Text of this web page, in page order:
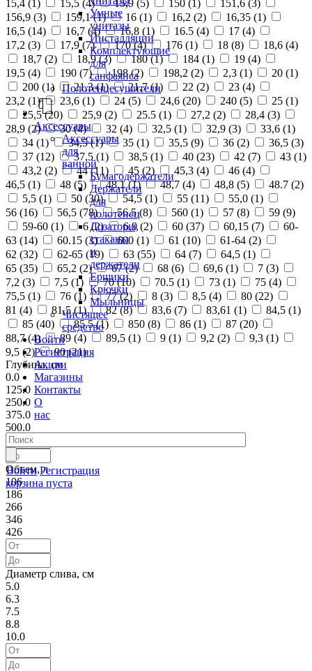
Умные
унитазы
Инсталляции
Комплектующие
для
санфаянса
Полотенцесушители
Аксессуары
Аксессуары
для
ванной
Бумагодержатели
Держатели
для
полотенец
Дозаторы,
стаканы
и
держатели
Ершики
Крючки
Мыльницы
Чистящее
средство
Войти
Регистрация
Акции
Магазины
Контакты
О
нас
Войти Регистрация
корзина пуста
15,4 (1 ) 15,5 (4) 15,9 (5) 150 (1 ) 151,6 (3)
156,9 (3) 159,1 (1) 16 (1) 16,2 (2) 16,35 (1)
16,5 (14) 16,7 (4) 16,8 (1) 16.5 (4) 17 (4)
17,2 (3) 17,9 (7) 170 (4) 176 (1) 18 (8) 18,6 (4)
18,7 (2) 18,9 (3) 180 (1) 184 (1) 19 (4)
19,5 (4) 190 (7) 198 (2) 198,2 (2) 2,3 (1) 20 (1)
200 (1) 21,3 (1) 21,7 (1) 22 (2) 23 (4)
23,2 (1) 23,6 (1) 24 (5) 24,6 (20) 240 (5) 25 (1)
25,5 (20) 25,9 (2) 25.5 (1) 27,2 (2) 28,4 (3)
28,9 (2) 30 (4) 32 (4) 32,5 (1) 32,9 (3) 33,6 (1)
34 (1) 34,5 (1) 35 (1) 35,5 (9) 36 (2) 36,5 (3)
37 (12) 37,5 (1) 38,5 (1) 40 (23) 42 (7) 43 (1)
43,2 (2) 44 (11) 45 (2) 45,3 (4) 46 (4)
46,5 (1) 48 (5) 48,1 (1) 48,7 (4) 48,8 (5) 48.7 (2)
5,5 (1) 50 (30) 54,5 (1) 55 (11) 55,0 (1)
56 (16) 56,5 (78) 56.5 (8) 560 (1) 57 (8) 59 (9)
59-60 (1) 6 (2) 6,9 (2) 60 (37) 60,15 (7)
60-
63 (14) 60.15 (3) 600 (1) 61 (10) 61-64 (2)
62 (32) 62-65 (19) 63 (55) 64 (7) 64,5 (1)
65 (35) 65,2 (2) 67 (2) 68 (6) 69,6 (1) 7 (3)
7,2 (3) 7,5 (1) 70 (10) 70.5 (1) 73 (1) 75 (4)
75,5 (1) 76 (1) 77 (2) 8 (3) 8,5 (4) 80 (22)
81 (4) 81,5 (1) 82 (8) 83,6 (7) 83,61 (1) 84,5 (1)
85 (40) 85,5 (1) 850 (8) 86 (1) 87 (20)
88,7 (4) 89 (4) 89,5 (1) 9 (1) 9,2 (2) 9,3 (1)
9,5 (2) 90 (21)
Глубина, см
0.0
125.0
250.0
375.0
500.0
Объем, л
106
186
266
346
426
Диаметр слива, см
5.0
6.3
7.5
8.8
10.0